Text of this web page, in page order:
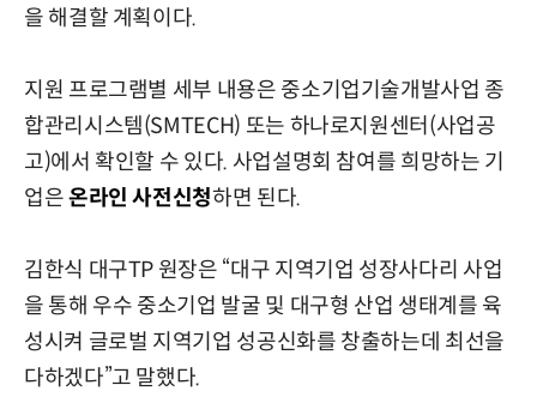
을 해결할 계획이다.
지원 프로그램별 세부 내용은 중소기업기술개발사업 종
합관리시스템(SMTECH) 또는 하나로지원센터(사업공
고)에서 확인할 수 있다. 사업설명회 참여를 희망하는 기
업은온라인 사전신청하면 된다.
김한식 대구TP 원장은 “대구 지역기업 성장사다리 사업
을 통해 우수 중소기업 발굴 및 대구형 산업 생태계를 육
성시켜 글로벌 지역기업 성공신화를 창출하는데 최선을
다하겠다”고 말했다.